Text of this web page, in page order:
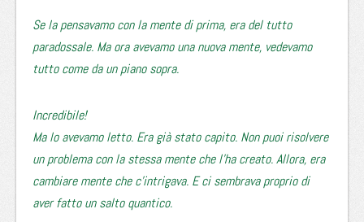
Se la pensavamo con la mente di prima, era del tutto
paradossale. Ma ora avevamo una nuova mente, vedevamo
tutto come da un piano sopra.
Incredibile!
Ma lo avevamo letto. Era già stato capito. Non puoi risolvere
un problema con la stessa mente che l’ha creato. Allora, era
cambiare mente che c’intrigava. E ci sembrava proprio di
aver fatto un salto quantico.